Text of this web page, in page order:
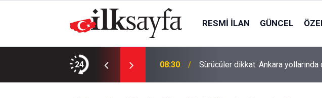
RESMI İLAN GÜNCEL
24 08:30 Sürücüler dikkat: Ankara yollarında